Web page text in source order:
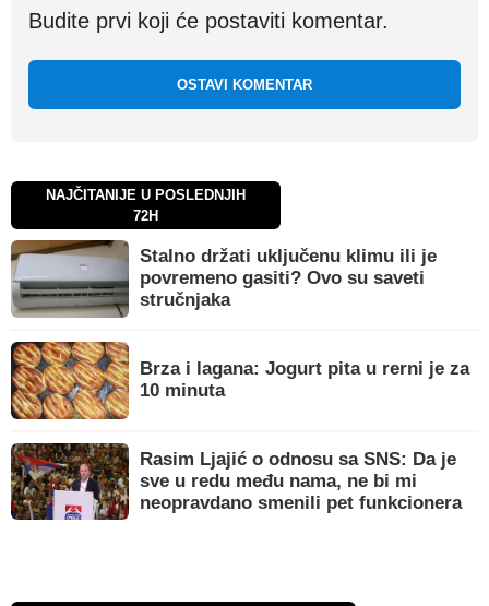
Budite prvi koji će postaviti komentar.
OSTAVI KOMENTAR
NAJČITANIJE U POSLEDNJIH
72H
Stalno držati uključenu klimu ili je
povremeno gasiti? Ovo su saveti
stručnjaka
Brza i lagana: Jogurt pita u rerni je za
10 minuta
Rasim Ljajić o odnosu sa SNS: Da je
sve u redu među nama, ne bi mi
neopravdano smenili pet funkcionera